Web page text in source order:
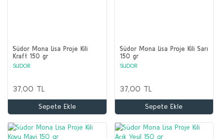
Südor Mona Lisa Proje Kili
Kraft 150 gr
SUDOR
37,00 TL
Sepete Ekle
Südor Mona Lisa Proje Kili Sarı
150 gr
SUDOR
37,00 TL
Sepete Ekle